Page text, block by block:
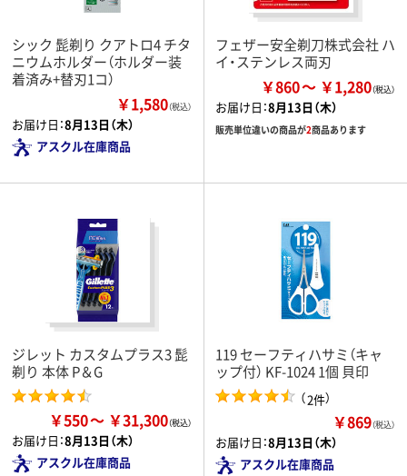
シック 髭剃り クアトロ4 チタ
ニウムホルダー（ホルダー装
着済み+替刃1コ）
￥1,580（税込）
お届け日：8月13日（木）
アスクル在庫商品
フェザー安全剃刀株式会社 ハ
イ・ステンレス両刃
￥860 ￥1,280
お届け日：8月13日（木）
販売単位違いの商品が2商品あります
ジレット カスタムプラス3 髭
剃り 本体 P＆G
￥550 ￥31,300
お届け日：8月13日（木）
アスクル在庫商品
119 セーフティハサミ（キャ
ップ付） KF-1024 1個 貝印
（2件）
￥869（税込）
お届け日：8月13日（木）
アスクル在庫商品